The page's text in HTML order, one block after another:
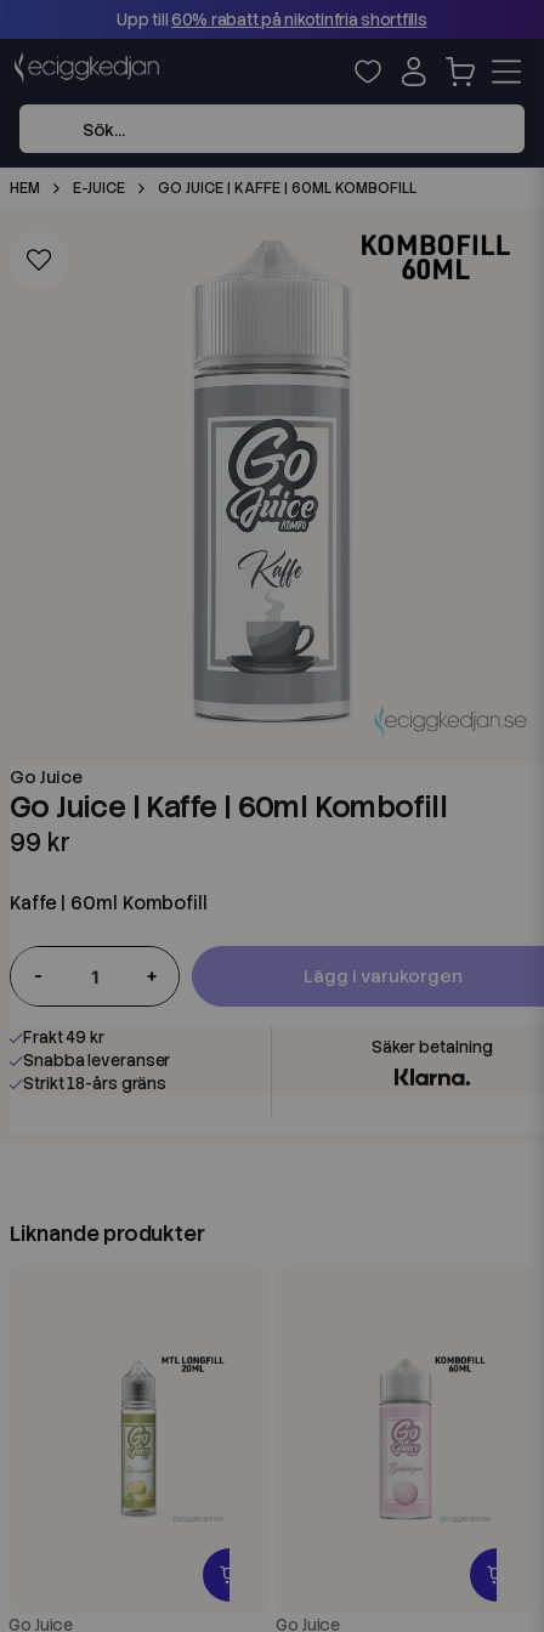
Upp till60% rabatt på nikotinfria shortfills
HEM E-JUICE GO JUICE | KAFFE | 60ML KOMBOFILL
Go Juice
Go Juice | Kaffe | 60ml Kombofill
99 kr
Kaffe | 60ml Kombofill
- + Lägg i varukorgen
Frakt 49 kr
Snabba leveranser
Strikt 18-års gräns
Liknande produkter
Go Juice Go Juice